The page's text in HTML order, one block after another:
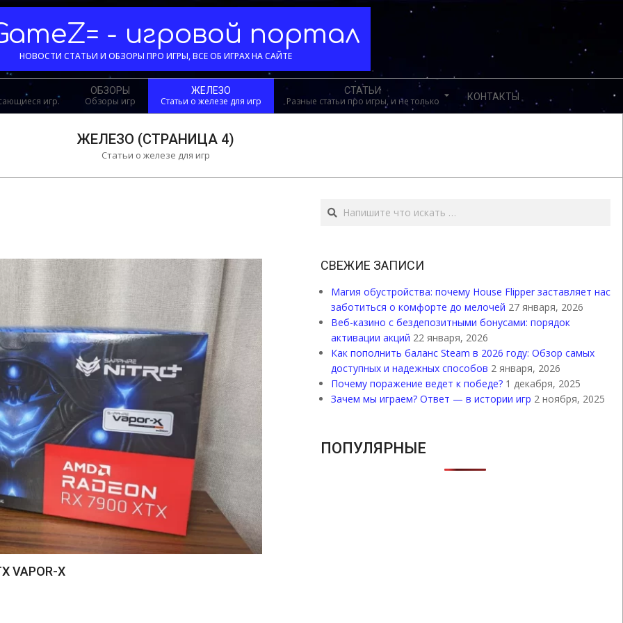
- игровой портал
НОВОСТИ СТАТЬИ И ОБЗОРЫ ПРО ИГРЫ, ВСЕ ОБ ИГРАХ НА САЙТЕ
игр.
ОБЗОРЫ
Обзоры игр
ЖЕЛЕЗО
Статьи о железе для игр
СТАТЬИ
Разные статьи про игры, и не только КОНТАКТЫ
ЖЕЛЕЗО (СТРАНИЦА 4)
Статьи о железе для игр
VAPOR-X
Поиск
СВЕЖИЕ ЗАПИСИ
Магия обустройства: почему House Flipper заставляет нас
заботиться о комфорте до мелочей 27 января, 2026
Веб-казино с бездепозитными бонусами: порядок
активации акций 22 января, 2026
Как пополнить баланс Steam в 2026 году: Обзор самых
доступных и надежных способов 2 января, 2026
Почему поражение ведет к победе? 1 декабря, 2025
Зачем мы играем? Ответ — в истории игр 2 ноября, 2025
ПОПУЛЯРНЫЕ